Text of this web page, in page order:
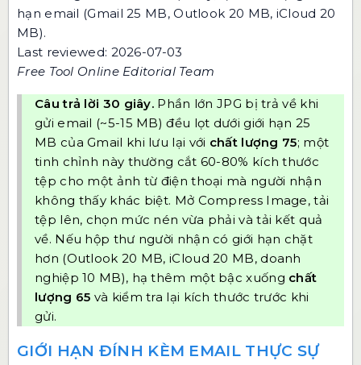
hạn email (Gmail 25 MB, Outlook 20 MB, iCloud 20
MB).
Last reviewed: 2026-07-03
Free Tool Online Editorial Team
Câu trả lời 30 giây. Phần lớn JPG bị trả về khi
gửi email (~5-15 MB) đều lọt dưới giới hạn 25
MB của Gmail khi lưu lại với chất lượng 75; một
tinh chỉnh này thường cắt 60-80% kích thước
tệp cho một ảnh từ điện thoại mà người nhận
không thấy khác biệt. Mở Compress Image, tải
tệp lên, chọn mức nén vừa phải và tải kết quả
về. Nếu hộp thư người nhận có giới hạn chặt
hơn (Outlook 20 MB, iCloud 20 MB, doanh
nghiệp 10 MB), hạ thêm một bậc xuống chất
lượng 65 và kiểm tra lại kích thước trước khi
gửi.
GIỚI HẠN ĐÍNH KÈM EMAIL THỰC SỰ